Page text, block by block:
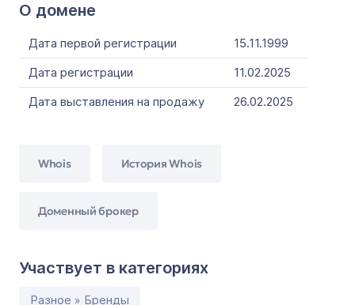
О домене
Дата первой регистрации
15.11.1999
Дата регистрации
11.02.2025
Дата выставления на продажу
26.02.2025
Whois История Whois
Доменный брокер
Участвует в категориях
Разное » Бренды